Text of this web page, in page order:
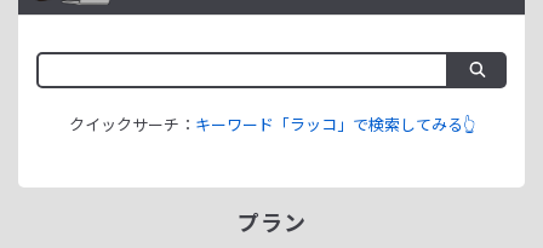
クイックサーチ： キーワード「ラッコ」で検索してみる👆
プラン